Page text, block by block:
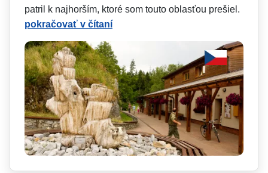
patril k najhorším, ktoré som touto oblasťou prešiel.
pokračovať v čítaní